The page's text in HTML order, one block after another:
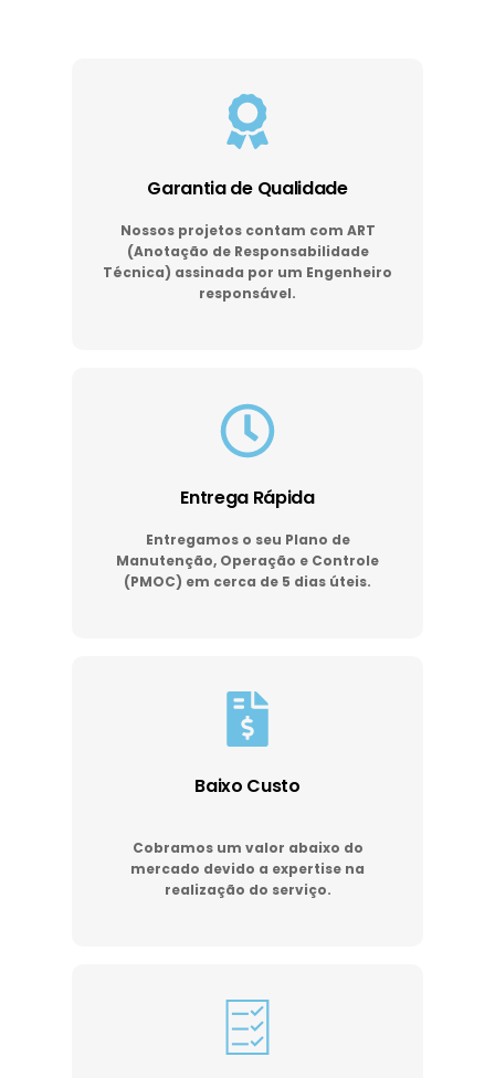
Garantia de Qualidade
Nossos projetos contam com ART
(Anotação de Responsabilidade
Técnica) assinada por um Engenheiro
responsável.
Entrega Rápida
Entregamos o seu Plano de
Manutenção, Operação e Controle
(PMOC) em cerca de 5 dias úteis.
Baixo Custo
Cobramos um valor abaixo do
mercado devido a expertise na
realização do serviço.